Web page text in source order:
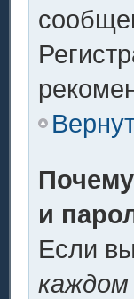
и
Если